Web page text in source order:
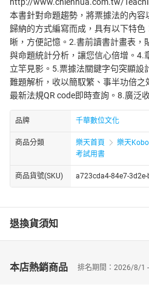
本書針對命題趨勢，將票據法的內
歸納的方式編寫而成，具有以下特
晰，方便記憶。2.書前讀書計畫表，
與命題統計分析，讓您信心倍增。4.
立竿見影。5.票據法關鍵字句突顯設
難題解析，收以簡馭繁、事半功倍之
最新法規QR code即時查詢。8.廣泛
品牌 千華數位文化
商品分類 樂天首頁 樂天
考試用書
商品貨號(SKU) a723cda4-84e7-
退換貨須知
本店熱銷商品 排名期間：2026/8/1